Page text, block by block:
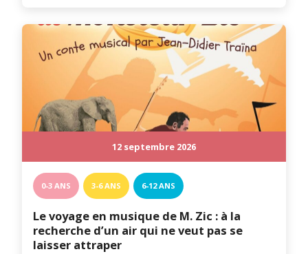
12 septembre 2026
0-3 ANS 3-6 ANS 6-12 ANS
Le voyage en musique de M. Zic : à la
recherche d’un air qui ne veut pas se
laisser attraper